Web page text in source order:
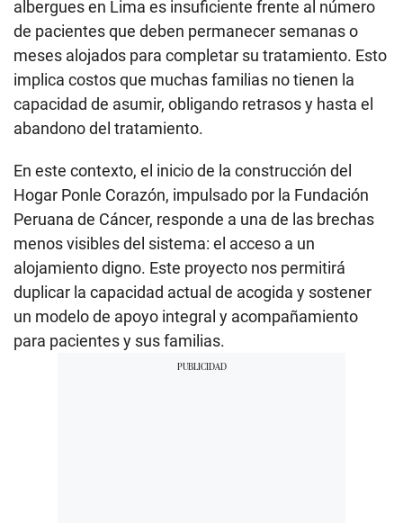
albergues en Lima es insuficiente frente al número
de pacientes que deben permanecer semanas o
meses alojados para completar su tratamiento. Esto
implica costos que muchas familias no tienen la
capacidad de asumir, obligando retrasos y hasta el
abandono del tratamiento.
En este contexto, el inicio de la construcción del
Hogar Ponle Corazón, impulsado por la Fundación
Peruana de Cáncer, responde a una de las brechas
menos visibles del sistema: el acceso a un
alojamiento digno. Este proyecto nos permitirá
duplicar la capacidad actual de acogida y sostener
un modelo de apoyo integral y acompañamiento
para pacientes y sus familias.